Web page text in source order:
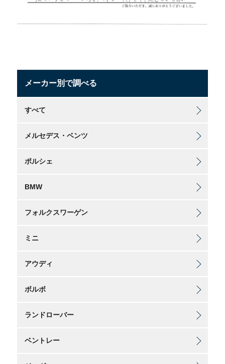
メーカー別で調べる
すべて
メルセデス・ベンツ
ポルシェ
BMW
フォルクスワーゲン
ミニ
アウディ
ボルボ
ランドローバー
ベントレー